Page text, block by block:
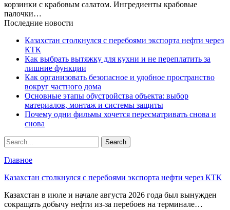
корзинки с крабовым салатом. Ингредиенты крабовые
палочки…
Последние новости
Казахстан столкнулся с перебоями экспорта нефти через
КТК
Как выбрать вытяжку для кухни и не переплатить за
лишние функции
Как организовать безопасное и удобное пространство
вокруг частного дома
Основные этапы обустройства объекта: выбор
материалов, монтаж и системы защиты
Почему одни фильмы хочется пересматривать снова и
снова
Главное
Казахстан столкнулся с перебоями экспорта нефти через КТК
Казахстан в июле и начале августа 2026 года был вынужден
сокращать добычу нефти из-за перебоев на терминале…